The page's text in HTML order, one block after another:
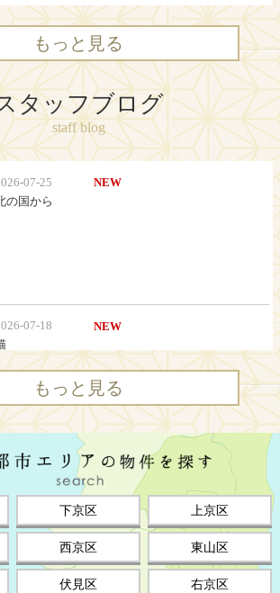
もっと見る
タッフブログ
staff blog
もっと見る
下京区 上京区
西京区 東山区
伏見区 右京区